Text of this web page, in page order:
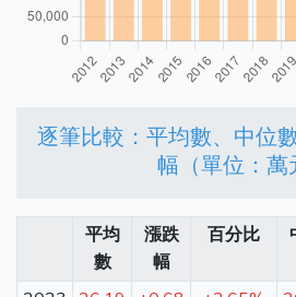
逐筆比較：平均數、中位
幅（單位：萬
平均
數
漲跌
幅
百分比